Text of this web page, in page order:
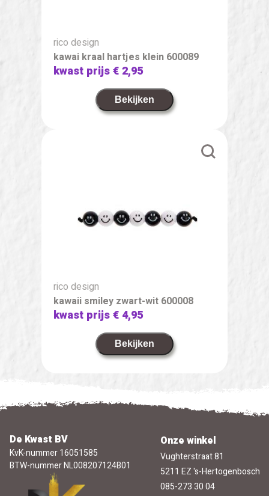
rico design
kawai kraal hartjes klein 600089
kwast prijs€ 2,95
Bekijken
rico design
kawaii smiley zwart-wit 600008
kwast prijs€ 4,95
Bekijken
De Kwast BV
KvK-nummer 16051585
BTW-nummer NL008207124B01
Onze winkel
Vughterstraat 81
5211 EZ 's-Hertogenbosch
085-273 30 04